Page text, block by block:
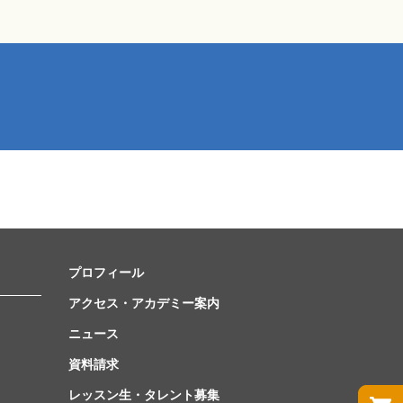
プロフィール
アクセス・アカデミー案内
ニュース
資料請求
レッスン生・タレント募集